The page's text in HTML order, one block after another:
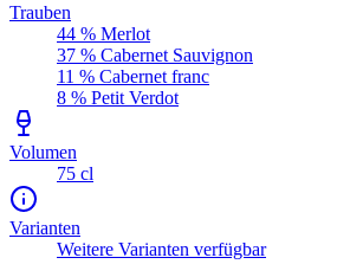
Trauben
44 % Merlot
37 % Cabernet Sauvignon
11 % Cabernet franc
8 % Petit Verdot
Volumen
75 cl
Varianten
Weitere Varianten verfügbar